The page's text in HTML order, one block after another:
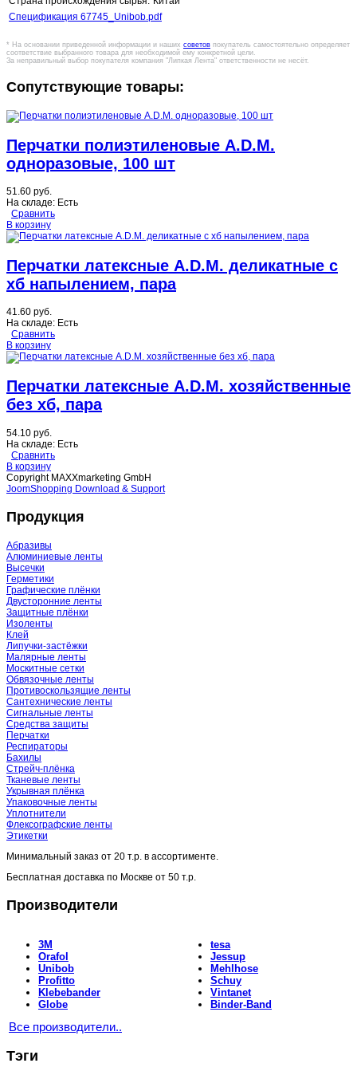
Спецификация 67745_Unibob.pdf
* На основании приведенной информации и наших советов покупатель самостоятельно определяет
соответствие выбранного товара для необходимой ему конкретной цели.
За неправильный выбор покупателя компания "Липкая Лента" ответственности не несёт.
Сопутствующие товары:
Перчатки полиэтиленовые A.D.M.
одноразовые, 100 шт
51.60 руб.
На складе: Есть
Сравнить
В корзину
Перчатки латексные A.D.M. деликатные с
хб напылением, пара
41.60 руб.
На складе: Есть
Сравнить
В корзину
Перчатки латексные A.D.M. хозяйственные
без хб, пара
54.10 руб.
На складе: Есть
Сравнить
В корзину
Copyright MAXXmarketing GmbH
JoomShopping Download & Support
Продукция
Абразивы
Алюминиевые ленты
Высечки
Герметики
Графические плёнки
Двусторонние ленты
Защитные плёнки
Изоленты
Клей
Липучки-застёжки
Малярные ленты
Москитные сетки
Обвязочные ленты
Противоскользящие ленты
Сантехнические ленты
Сигнальные ленты
Средства защиты
Перчатки
Респираторы
Бахилы
Стрейч-плёнка
Тканевые ленты
Укрывная плёнка
Упаковочные ленты
Уплотнители
Флексографские ленты
Этикетки
Минимальный заказ от 20 т.р. в ассортименте.
Бесплатная доставка по Москве от 50 т.р.
Производители
3M
Orafol
Unibob
Profitto
Klebebander
Globe
tesa
Jessup
Mehlhose
Schuy
Vintanet
Binder-Band
Все производители..
Тэги